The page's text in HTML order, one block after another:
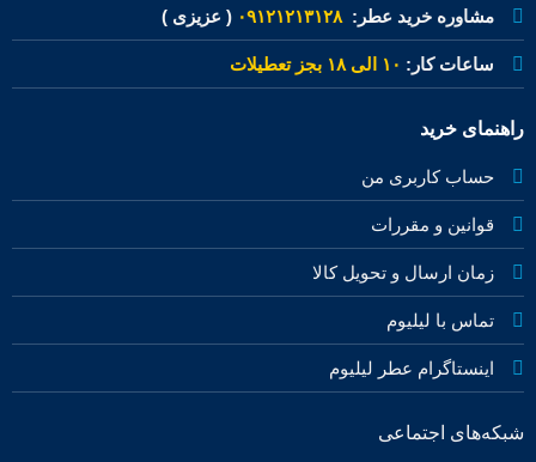
مشاوره خرید عطر:۰۹۱۲۱۲۱۳۱۲۸ ( عزیزی )
ساعات کار: ۱۰ الی ۱۸ بجز تعطیلات
راهنمای خرید
حساب کاربری من
قوانین و مقررات
زمان ارسال و تحویل کالا
تماس با لیلیوم
اینستاگرام عطر لیلیوم
شبکه‌های اجتماعی